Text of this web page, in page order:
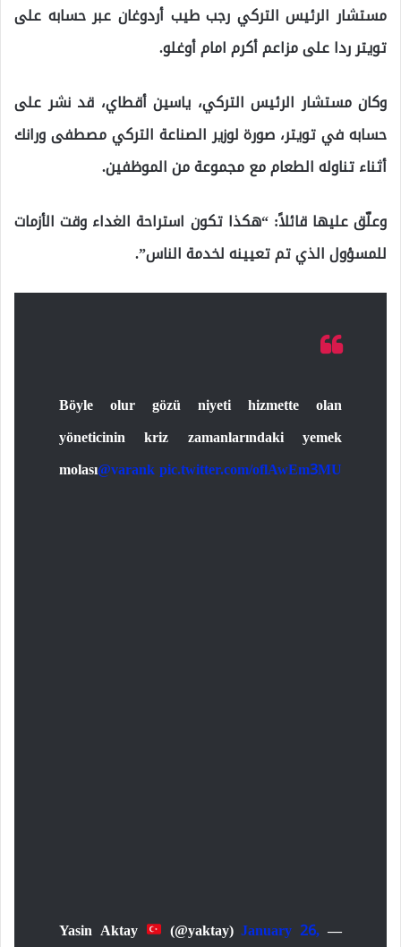
مستشار الرئيس التركي رجب طيب أردوغان عبر حسابه على
تويتر ردا على مزاعم أكرم امام أوغلو.
وكان مستشار الرئيس التركي، ياسين أقطاي، قد نشر على
حسابه في تويتر، صورة لوزير الصناعة التركي مصطفى ورانك
أثناء تناوله الطعام مع مجموعة من الموظفين.
وعلّق عليها قائلاً: “هكذا تكون استراحة الغداء وقت الأزمات
للمسؤول الذي تم تعيينه لخدمة الناس”.
Böyle olur gözü niyeti hizmette olan
yöneticinin kriz zamanlarındaki yemek
molası@varankpic.twitter.com/oflAwEm3MU
— Yasin Aktay
(@yaktay)January 26,